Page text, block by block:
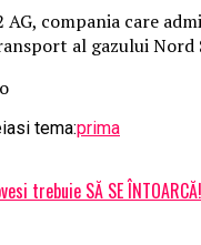
AG, compania care
al gazului Nord
tema:prima
trebuie SĂ SE